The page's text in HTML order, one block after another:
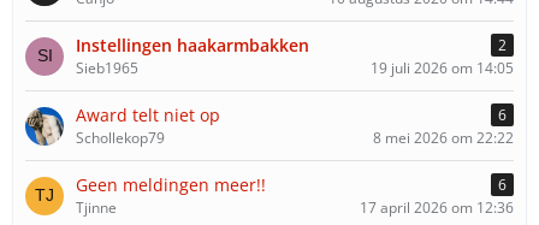
Instellingen haakarmbakken
2
Sieb1965
19 juli 2026 om 14:05
Award telt niet op
6
Schollekop79
8 mei 2026 om 22:22
Geen meldingen meer!!
6
Tjinne
17 april 2026 om 12:36